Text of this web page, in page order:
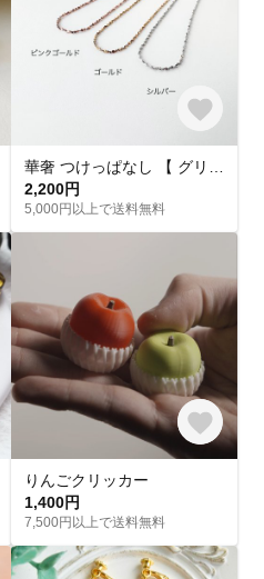
2,200円
5,000円以上で送料無料
りんごクリッカー
1,400円
7,500円以上で送料無料